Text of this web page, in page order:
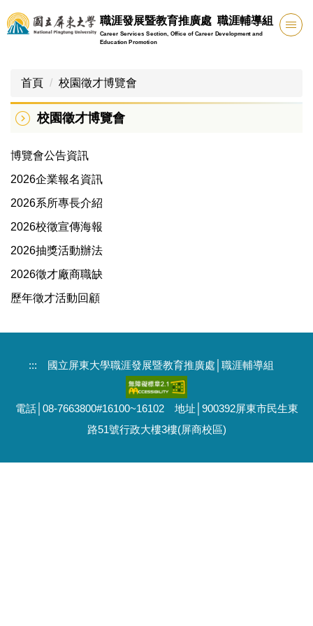
跳
到
區
職涯發展暨教育推廣處 職涯輔導組
Career Services Section, Office of Career Development and
Education Promotion
首頁 校園徵才博覽會
校園徵才博覽會
博覽會公告資訊
2026企業報名資訊
2026系所專長介紹
2026校徵宣傳海報
2026抽獎活動辦法
2026徵才廠商職缺
歷年徵才活動回顧
::: 國立屏東大學職涯發展暨教育推廣處│職涯輔導組
電話│08-7663800#16100~16102 地址│900392屏東市民生東
路51號行政大樓3樓(屏商校區)